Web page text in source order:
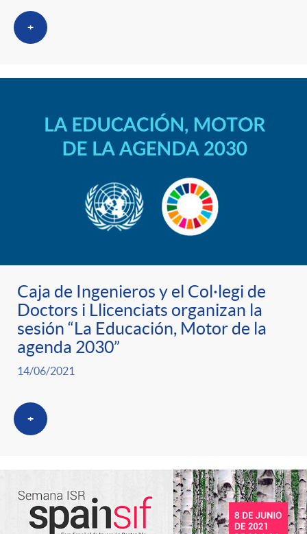
+
Caja de Ingenieros y el Col·legi de
Doctors i Llicenciats organizan la
sesión “La Educación, Motor de la
agenda 2030”
14/06/2021
+